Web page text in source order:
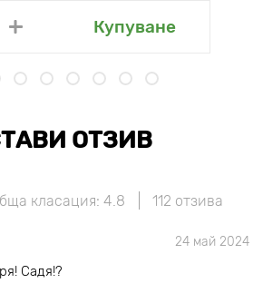
Купуване
ОТЗИВ
класация: 4.8 112 отзива
24 май 2024
Садя!?